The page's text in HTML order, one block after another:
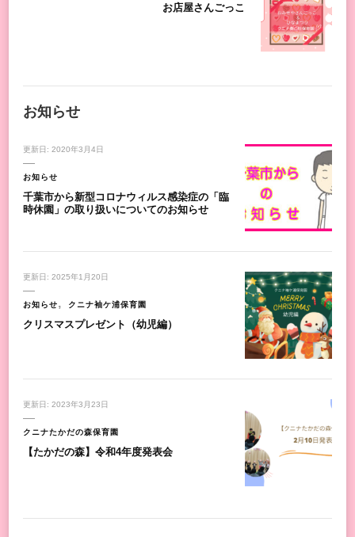
お店屋さんごっこ
お知らせ
更新日: 2020年3月4日
お知らせ
千葉市から新型コロナウィルス感染症の「臨
時休園」の取り扱いについてのお知らせ
更新日: 2025年1月20日
お知らせ クニナ袖ケ浦保育園
クリスマスプレゼント（幼児編）
更新日: 2023年3月23日
クニナたかだの森保育園
【たかだの森】令和4年度発表会